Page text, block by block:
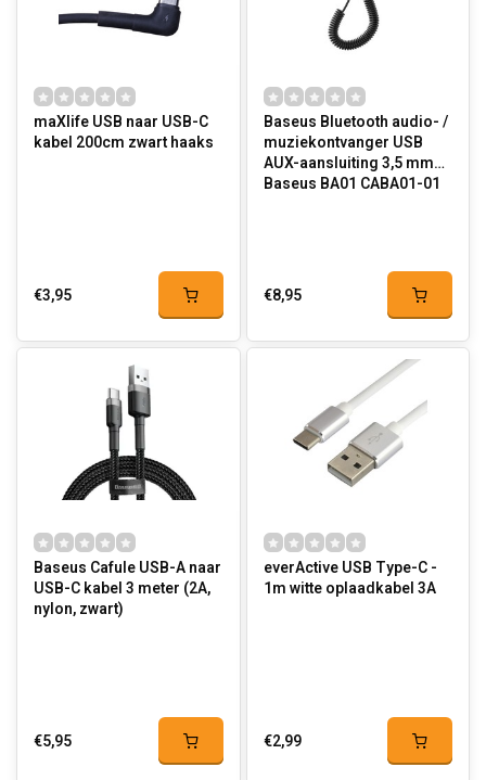
maXlife USB naar USB-C
kabel 200cm zwart haaks
€3,95
Baseus Bluetooth audio- /
muziekontvanger USB
AUX-aansluiting 3,5 mm
Baseus BA01 CABA01-01
€8,95
Baseus Cafule USB-A naar
USB-C kabel 3 meter (2A,
nylon, zwart)
€5,95
everActive USB Type-C -
1m witte oplaadkabel 3A
€2,99